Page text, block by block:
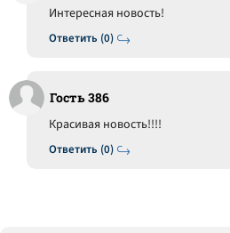
Ответить (0)
Интересная новость!
Гость 386
Ответить (0)
Красивая новость!!!!